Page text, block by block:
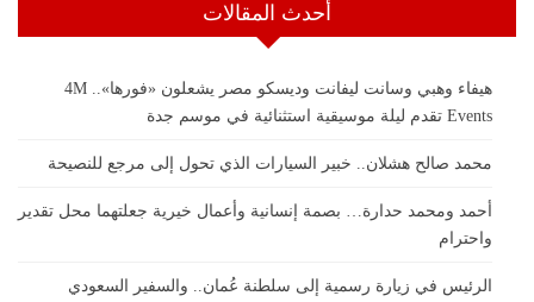
أحدث المقالات
هيفاء وهبي وسانت ليفانت وديسكو مصر يشعلون «فورها».. 4M
Events تقدم ليلة موسيقية استثنائية في موسم جدة
محمد صالح هشلان.. خبير السيارات الذي تحول إلى مرجع للنصيحة
أحمد ومحمد حدارة… بصمة إنسانية وأعمال خيرية جعلتهما محل تقدير
واحترام
الرئيس في زيارة رسمية إلى سلطنة عُمان.. والسفير السعودي